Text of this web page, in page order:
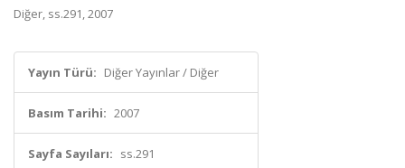
Diğer, ss.291, 2007
Yayın Türü: Diğer Yayınlar / Diğer
Basım Tarihi: 2007
Sayfa Sayıları: ss.291